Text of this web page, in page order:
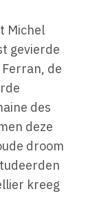
Michel
gevierde
de
des
deze
droom
kreeg